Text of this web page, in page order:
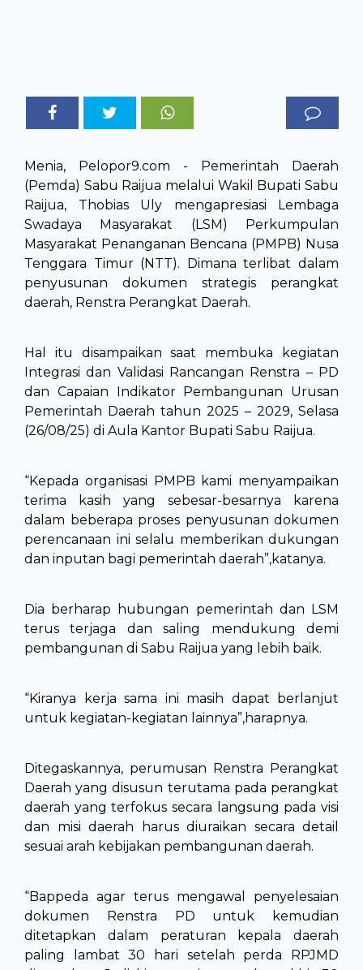
Menia, Pelopor9.com - Pemerintah Daerah
(Pemda) Sabu Raijua melalui Wakil Bupati Sabu
Raijua, Thobias Uly mengapresiasi Lembaga
Swadaya Masyarakat (LSM) Perkumpulan
Masyarakat Penanganan Bencana (PMPB) Nusa
Tenggara Timur (NTT). Dimana terlibat dalam
penyusunan dokumen strategis perangkat
daerah, Renstra Perangkat Daerah.
Hal itu disampaikan saat membuka kegiatan
Integrasi dan Validasi Rancangan Renstra – PD
dan Capaian Indikator Pembangunan Urusan
Pemerintah Daerah tahun 2025 – 2029, Selasa
(26/08/25) di Aula Kantor Bupati Sabu Raijua.
“Kepada organisasi PMPB kami menyampaikan
terima kasih yang sebesar-besarnya karena
dalam beberapa proses penyusunan dokumen
perencanaan ini selalu memberikan dukungan
dan inputan bagi pemerintah daerah”,katanya.
Dia berharap hubungan pemerintah dan LSM
terus terjaga dan saling mendukung demi
pembangunan di Sabu Raijua yang lebih baik.
“Kiranya kerja sama ini masih dapat berlanjut
untuk kegiatan-kegiatan lainnya”,harapnya.
Ditegaskannya, perumusan Renstra Perangkat
Daerah yang disusun terutama pada perangkat
daerah yang terfokus secara langsung pada visi
dan misi daerah harus diuraikan secara detail
sesuai arah kebijakan pembangunan daerah.
“Bappeda agar terus mengawal penyelesaian
dokumen Renstra PD untuk kemudian
ditetapkan dalam peraturan kepala daerah
paling lambat 30 hari setelah perda RPJMD